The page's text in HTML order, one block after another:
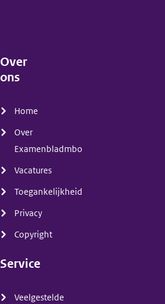
Over
ons
Home
Over
Examenbladmbo
Vacatures
Toegankelijkheid
Privacy
Copyright
Service
Veelgestelde